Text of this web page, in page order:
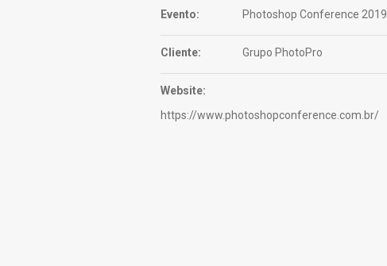
Evento: Photoshop Conference 2019
Cliente: Grupo PhotoPro
Website:
https://www.photoshopconference.com.br/